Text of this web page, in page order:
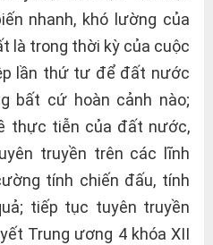
nhanh, khó lường của
là trong thời kỳ của cuộc
lần thứ tư để đất nước
bất cứ hoàn cảnh nào;
thực tiễn của đất nước,
truyền trên các lĩnh
tính chiến đấu, tính
tiếp tục tuyên truyền
Trung ương 4 khóa XII